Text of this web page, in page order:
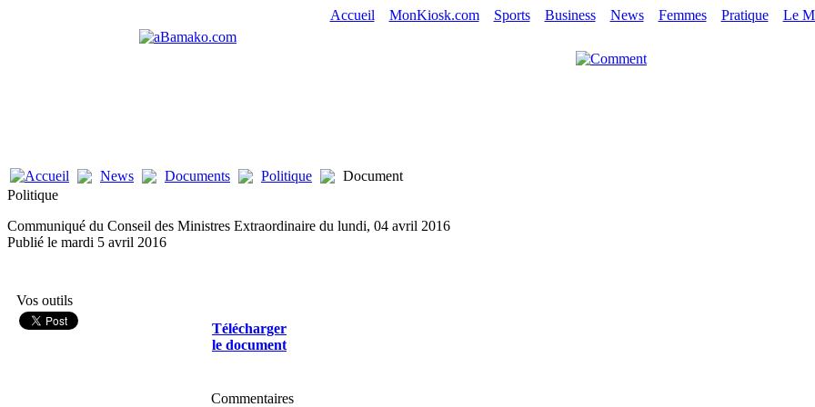
Accueil MonKiosk.com Sports Business News Femmes Pratique Le
News Documents Politique
Document
Politique
Communiqué du Conseil des Ministres Extraordinaire du lundi, 04 avril 2016
Publié le mardi 5 avril 2016
Vos outils
Télécharger
le document
Commentaires